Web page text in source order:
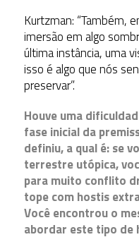
Kurtzman: “Também,
imersão em algo
última instância, uma
isso é algo que nós
preservar”.
Houve uma
fase inicial da
definiu, a qual é: se
terrestre utópica,
para muito conflito
tope com hostis
Você encontrou o
abordar este tipo de